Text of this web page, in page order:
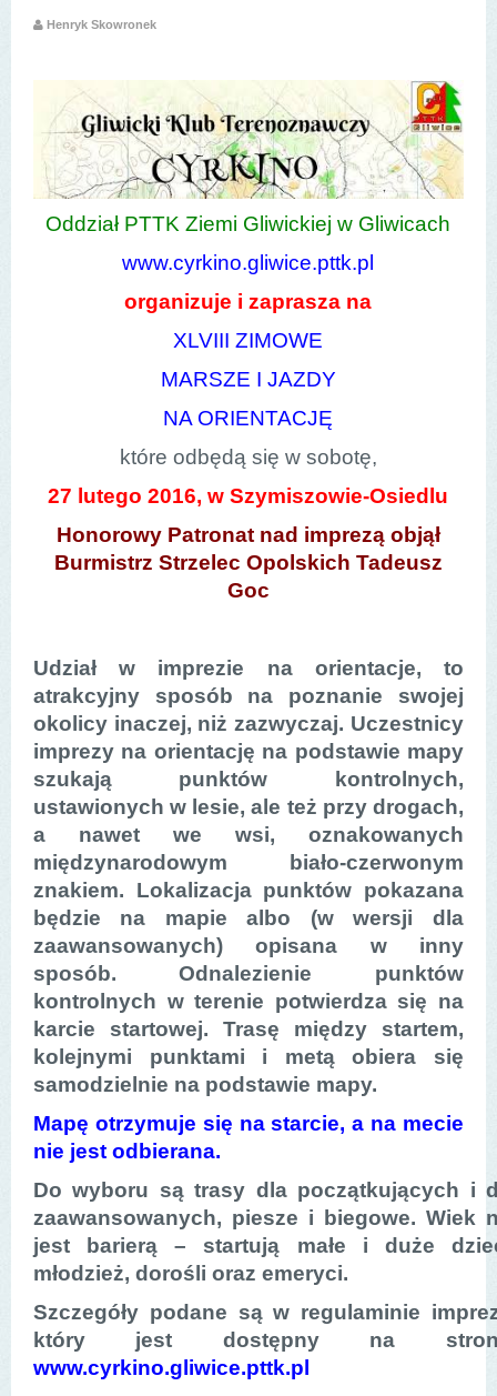
Henryk Skowronek
Oddział PTTK Ziemi Gliwickiej w Gliwicach
www.cyrkino.gliwice.pttk.pl
organizuje i zaprasza na
XLVIII ZIMOWE
MARSZE I JAZDY
NA ORIENTACJĘ
które odbędą się w sobotę,
27 lutego 2016, w Szymiszowie-Osiedlu
Honorowy Patronat nad imprezą objął
Burmistrz Strzelec Opolskich Tadeusz
Goc
Udział w imprezie na orientacje, to
atrakcyjny sposób na poznanie swojej
okolicy inaczej, niż zazwyczaj. Uczestnicy
imprezy na orientację na podstawie mapy
szukają punktów kontrolnych,
ustawionych w lesie, ale też przy drogach,
a nawet we wsi, oznakowanych
międzynarodowym biało-czerwonym
znakiem. Lokalizacja punktów pokazana
będzie na mapie albo (w wersji dla
zaawansowanych) opisana w inny
sposób. Odnalezienie punktów
kontrolnych w terenie potwierdza się na
karcie startowej. Trasę między startem,
kolejnymi punktami i metą obiera się
samodzielnie na podstawie mapy.
Mapę otrzymuje się na starcie, a na mecie
nie jest odbierana.
Do wyboru są trasy dla początkujących i
zaawansowanych, piesze i biegowe. Wiek
jest barierą – startują małe i duże
młodzież, dorośli oraz emeryci.
Szczegóły podane są w regulaminie
który jest dostępny na
www.cyrkino.gliwice.pttk.pl